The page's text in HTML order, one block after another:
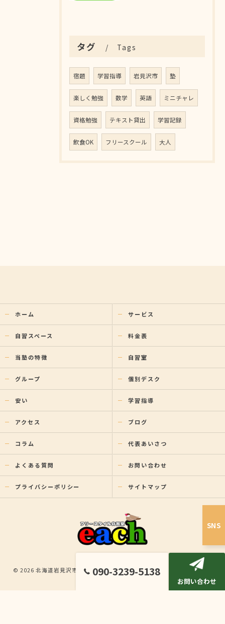
タグ Tags
宿題 学習指導 岩見沢市 塾
楽しく勉強 数学 英語 ミニチャレ
資格勉強 テキスト貸出 学習記録
飲食OK フリースクール 大人
SNS
090-3239-5138
お問い合わせ
ホーム サービス
自習スペース 料金表
当塾の特徴 自習室
グループ 個別デスク
安い 学習指導
アクセス ブログ
コラム 代表あいさつ
よくある質問 お問い合わせ
プライバシーポリシー サイトマップ
© 2026 北海道岩見沢市の塾ならフリースタイル自習室each ALL RIGHTS